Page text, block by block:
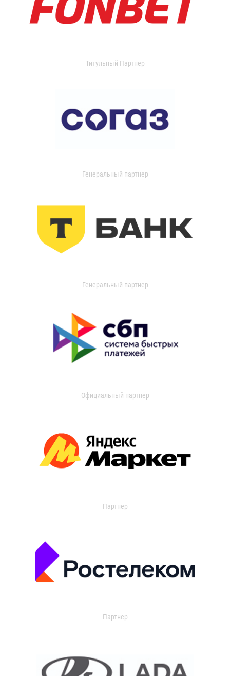
Титульный Партнер
Генеральный партнер
Генеральный партнер
Официальный партнер
Партнер
Партнер